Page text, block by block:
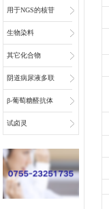
用于NGS的核苷
和核苷酸
生物染料
其它化合物
阴道病尿液多联
检底物
β-葡萄糖醛抗体
偶联物连接子
试卤灵